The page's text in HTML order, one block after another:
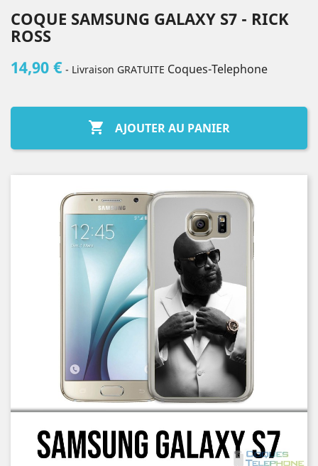
COQUE SAMSUNG GALAXY S7 - RICK
ROSS
14,90 € - Livraison GRATUITE Coques-Telephone
 AJOUTER AU PANIER